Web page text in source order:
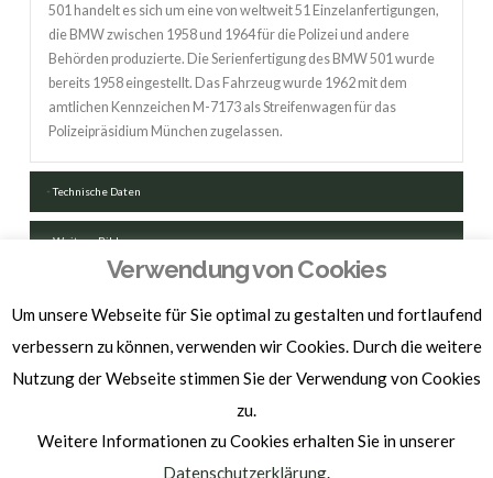
501 handelt es sich um eine von weltweit 51 Einzelanfertigungen,
die BMW zwischen 1958 und 1964 für die Polizei und andere
Behörden produzierte. Die Serienfertigung des BMW 501 wurde
bereits 1958 eingestellt. Das Fahrzeug wurde 1962 mit dem
amtlichen Kennzeichen M-7173 als Streifenwagen für das
Polizeipräsidium München zugelassen.
Technische Daten
Weitere Bilder
Homepage byBAM-WERBUNG
Verwendung von Cookies
Um unsere Webseite für Sie optimal zu gestalten und fortlaufend
verbessern zu können, verwenden wir Cookies. Durch die weitere
Nutzung der Webseite stimmen Sie der Verwendung von Cookies
zu.
Weitere Informationen zu Cookies erhalten Sie in unserer
Datenschutzerklärung.